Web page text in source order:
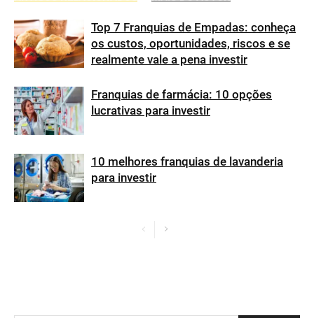
Top 7 Franquias de Empadas: conheça
os custos, oportunidades, riscos e se
realmente vale a pena investir
Franquias de farmácia: 10 opções
lucrativas para investir
10 melhores franquias de lavanderia
para investir